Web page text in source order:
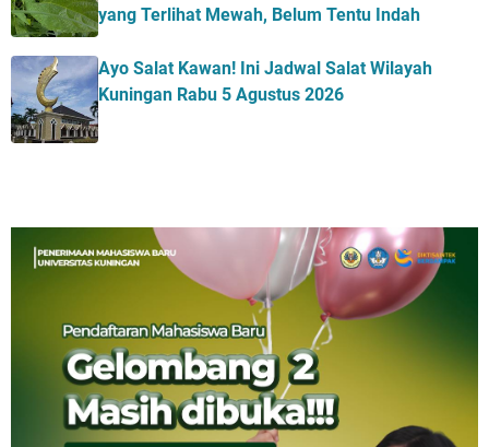
yang Terlihat Mewah, Belum Tentu Indah
Ayo Salat Kawan! Ini Jadwal Salat Wilayah
Kuningan Rabu 5 Agustus 2026